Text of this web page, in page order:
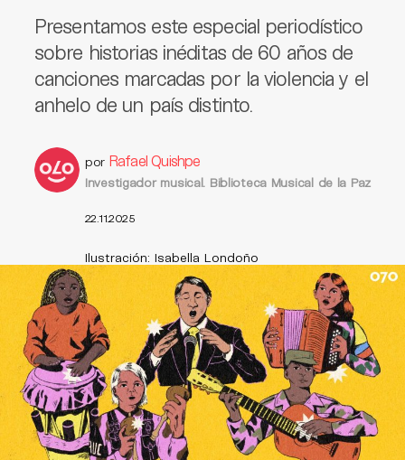
Presentamos este especial periodístico
sobre historias inéditas de 60 años de
canciones marcadas por la violencia y el
anhelo de un país distinto.
por Rafael Quishpe
Investigador musical. Biblioteca Musical de la Paz
22.11.2025
Ilustración: Isabella Londoño